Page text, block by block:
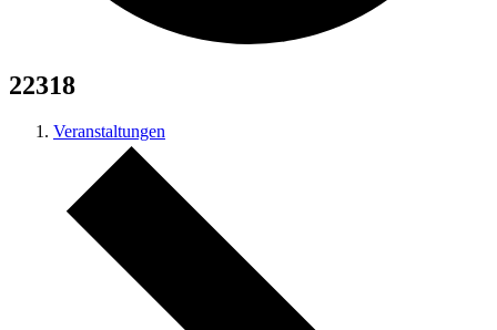
22318
Veranstaltungen